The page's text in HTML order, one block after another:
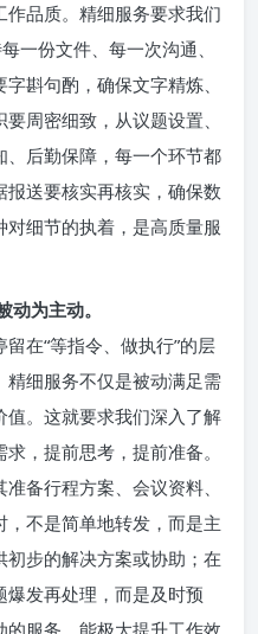
品质。精细服务要求我们
一份文件、每一次沟通、
斟句酌，确保文字精炼、
周密细致，从议题设置、
后勤保障，每一个环节都
送要核实再核实，确保数
细节的执着，是高质量服
为主动。
在“等指令、做执行”的层
细服务不仅是被动满足需
。这就要求我们深入了解
，提前思考，提前准备。
备行程方案、会议资料、
不是简单地转发，而是主
步的解决方案或协助；在
发再处理，而是及时预
服务，能极大提升工作效